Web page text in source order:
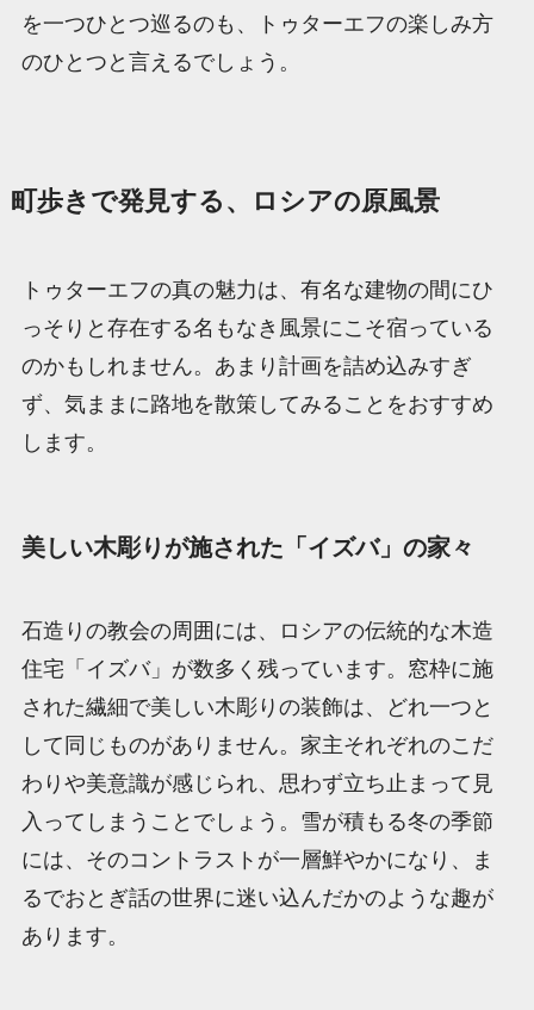
を一つひとつ巡るのも、トゥターエフの楽しみ方
のひとつと言えるでしょう。
町歩きで発見する、ロシアの原風景
トゥターエフの真の魅力は、有名な建物の間にひ
っそりと存在する名もなき風景にこそ宿っている
のかもしれません。あまり計画を詰め込みすぎ
ず、気ままに路地を散策してみることをおすすめ
します。
美しい木彫りが施された「イズバ」の家々
石造りの教会の周囲には、ロシアの伝統的な木造
住宅「イズバ」が数多く残っています。窓枠に施
された繊細で美しい木彫りの装飾は、どれ一つと
して同じものがありません。家主それぞれのこだ
わりや美意識が感じられ、思わず立ち止まって見
入ってしまうことでしょう。雪が積もる冬の季節
には、そのコントラストが一層鮮やかになり、ま
るでおとぎ話の世界に迷い込んだかのような趣が
あります。